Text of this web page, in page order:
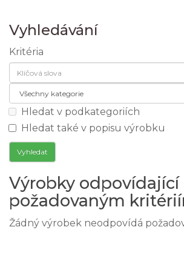
Vyhledávání
Kritéria
Hledat v podkategoriích
Hledat také v popisu výrobku
Výrobky odpovídající
požadovaným
Žádný výrobek neodpovídá